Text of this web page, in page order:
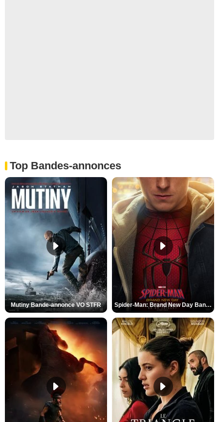
Top Bandes-annonces
Mutiny Bande-annonce VO STFR Spider-Man: Brand New Day Bande-annonce VO STFR